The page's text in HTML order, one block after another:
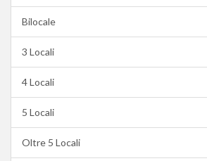
Bilocale
3 Locali
4 Locali
5 Locali
Oltre 5 Locali